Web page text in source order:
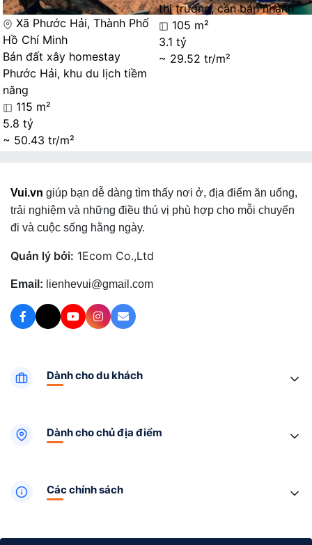
Xã Phước Hải, Thành Phố
Hồ Chí Minh
Bán đất xây homestay
Phước Hải, khu du lịch tiềm
năng
115 m²
5.8 tỷ
~ 50.43 tr/m²
thị trường, cần bán nhanh
105 m²
3.1 tỷ
~ 29.52 tr/m²
Vui.vn giúp bạn dễ dàng tìm thấy nơi ở, địa điểm ăn uống,
trải nghiệm và những điều thú vị phù hợp cho mỗi chuyến
đi và cuộc sống hằng ngày.
Quản lý bởi: 1Ecom Co.,Ltd
Email: lienhevui@gmail.com
Dành cho du khách
Dành cho chủ địa điểm
Các chính sách